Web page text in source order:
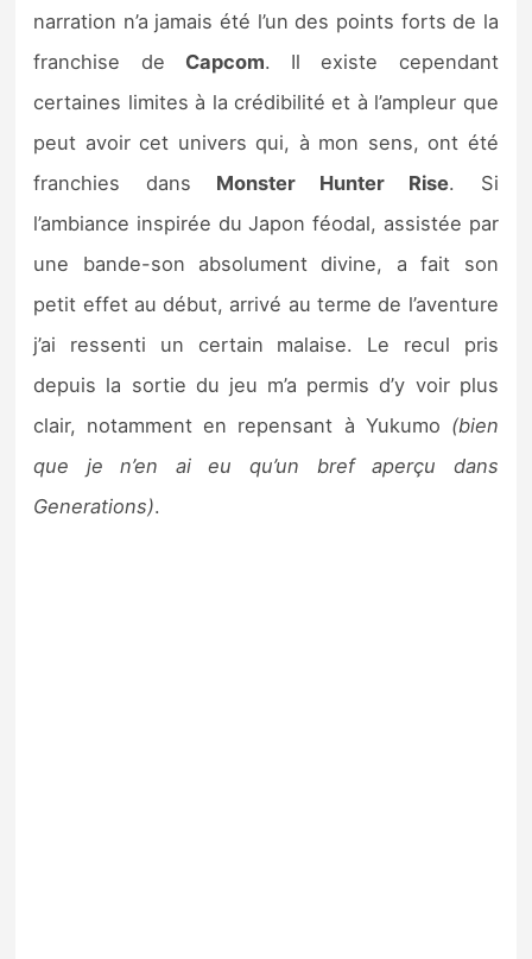
narration n’a jamais été l’un des points forts de la
franchise de Capcom. Il existe cependant
certaines limites à la crédibilité et à l’ampleur que
peut avoir cet univers qui, à mon sens, ont été
franchies dans Monster Hunter Rise. Si
l’ambiance inspirée du Japon féodal, assistée par
une bande-son absolument divine, a fait son
petit effet au début, arrivé au terme de l’aventure
j’ai ressenti un certain malaise. Le recul pris
depuis la sortie du jeu m’a permis d’y voir plus
clair, notamment en repensant à Yukumo (bien
que je n’en ai eu qu’un bref aperçu dans
Generations).